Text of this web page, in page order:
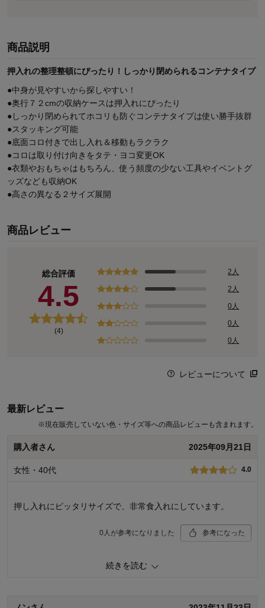
商品説明
押入れの整理整頓にぴったり！しっかり閉められるコンテナタイプ
●中身が見やすいから探しやすい！
●奥行７２cmの収納ケースは押入れにぴったり
●しっかり閉められてホコリも防ぐコンテナタイプは使い勝手抜群
●スタッキング可能
●底面コロ付きで出し入れ＆移動もラクラク
●コロは取り付け向きをタテ・ヨコ変更OK
●衣類やおもちゃはもちろん、使う頻度の少ない工具やイベントグ
ッズなども収納OK
●高さの異なる２サイズ展開
商品レビュー
総合評価
4.5
(4)
2人
2人
0人
0人
0人
レビューについて
最新レビュー
※現在販売していない色・サイズ等への商品レビューも含まれます。
購入者さん 2025年09月21日
女性・40代 4.0
押し入れにピッタリサイズで、非常食入れにしています。
0 人が参考になりました 参考になった
購入商品： M
続きを読む